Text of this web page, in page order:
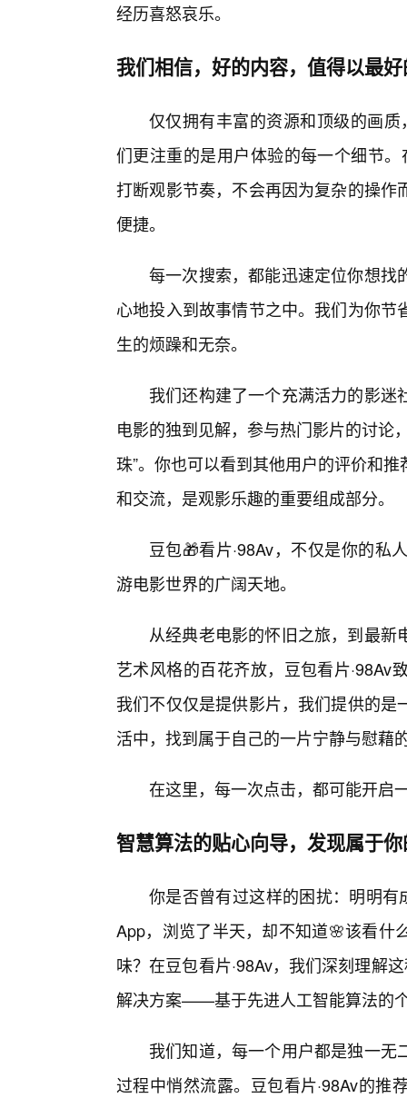
经历喜怒哀乐。
我们相信，好的内容，值得以最
仅仅拥有丰富的资源和顶级的画
们更注重的是用户体验的每一个细节
打断观影节奏，不会再因为复杂的操
便捷。
每一次搜索，都能迅速定位你想找
心地投入到故事情节之中。我们为你
生的烦躁和无奈。
我们还构建了一个充满活力的影
电影的独到见解，参与热门影片的讨论
珠”。你也可以看到其他用户的评价和
和交流，是观影乐趣的重要组成部分。
豆包🎁看片·98Av，不仅是你的私
游电影世界的广阔天地。
从经典老电影的怀旧之旅，到最
艺术风格的百花齐放，豆包看片·98Av
我们不仅仅是提供影片，我们提供的
活中，找到属于自己的一片宁静与慰藉
在这里，每一次点击，都可能开启
智慧算法的贴心向导，发现属于
你是否曾有过这样的困扰：明明有
App，浏览了半天，却不知道🌸该看什
味？在豆包看片·98Av，我们深刻理解
解决方案——基于先进人工智能算法的
我们知道，每一个用户都是独一
过程中悄然流露。豆包看片·98Av的推